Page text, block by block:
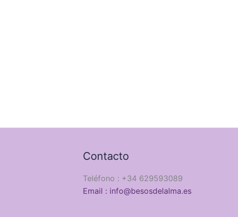
Contacto
Teléfono : +34 629593089
Email : info@besosdelalma.es